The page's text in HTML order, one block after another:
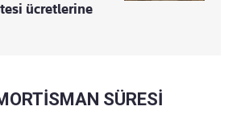
ücretlerine
SÜRESİ